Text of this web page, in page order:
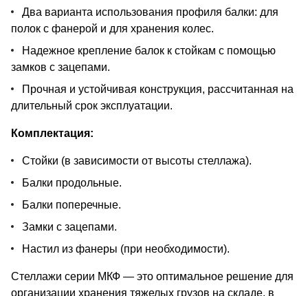
Два варианта использования профиля балки: для
полок с фанерой и для хранения колес.
Надежное крепление балок к стойкам с помощью
замков с зацепами.
Прочная и устойчивая конструкция, рассчитанная на
длительный срок эксплуатации.
Комплектация:
Стойки (в зависимости от высоты стеллажа).
Балки продольные.
Балки поперечные.
Замки с зацепами.
Настил из фанеры (при необходимости).
Стеллажи серии МКФ — это оптимальное решение для
организации хранения тяжелых грузов на складе, в